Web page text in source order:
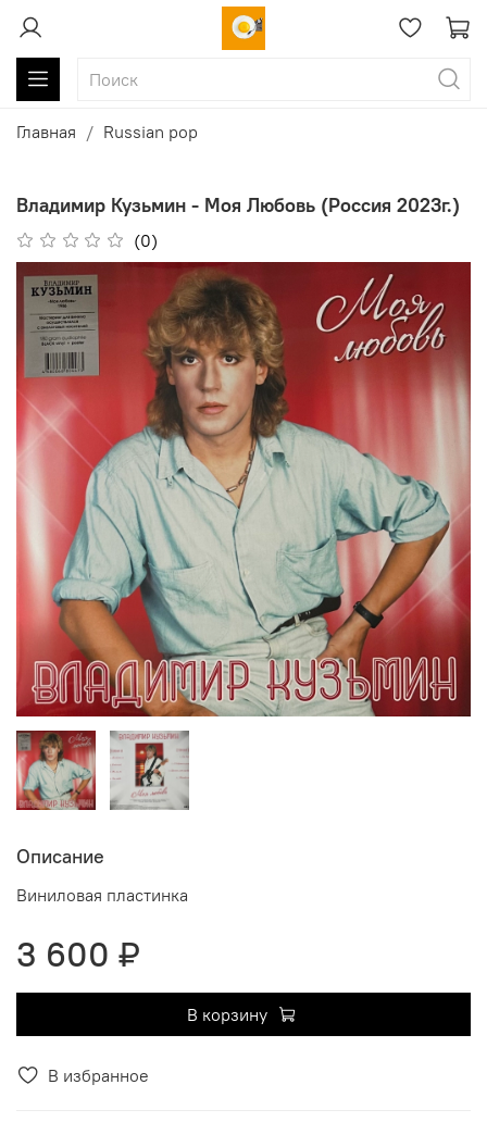
Главная Russian pop
Владимир Кузьмин - Моя Любовь (Россия 2023г.)
(0)
В избранное
Описание
Виниловая пластинка
3 600 ₽
В корзину